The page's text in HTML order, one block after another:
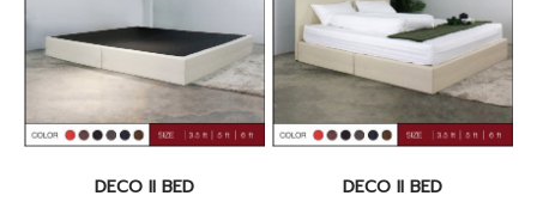
DECO II BED
DECO II BED